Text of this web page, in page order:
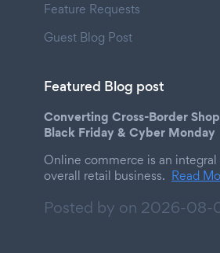
Feature Requests
Guest Blog Post
Featured Blog post
Converting Cross-Border
Black Friday & Cyber Monday
Online commerce is an
overall retail business. Read
Posted by on 2026-08-